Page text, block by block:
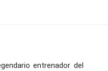
entrenador del